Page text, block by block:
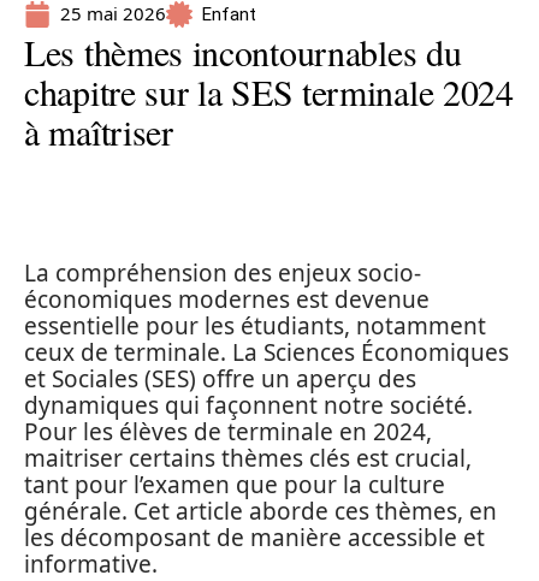
25 mai 2026 Enfant
Les thèmes incontournables du
chapitre sur la SES terminale 2024
à maîtriser
La compréhension des enjeux socio-
économiques modernes est devenue
essentielle pour les étudiants, notamment
ceux de terminale. La Sciences Économiques
et Sociales (SES) offre un aperçu des
dynamiques qui façonnent notre société.
Pour les élèves de terminale en 2024,
maitriser certains thèmes clés est crucial,
tant pour l’examen que pour la culture
générale. Cet article aborde ces thèmes, en
les décomposant de manière accessible et
informative.